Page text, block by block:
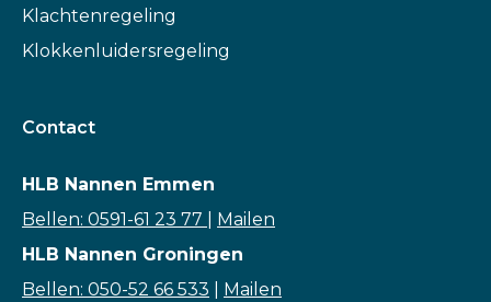
Klachtenregeling
Klokkenluidersregeling
Contact
HLB Nannen Emmen
Bellen: 0591-61 23 77
Mailen
HLB Nannen Groningen
Bellen: 050-52 66 533
Mailen